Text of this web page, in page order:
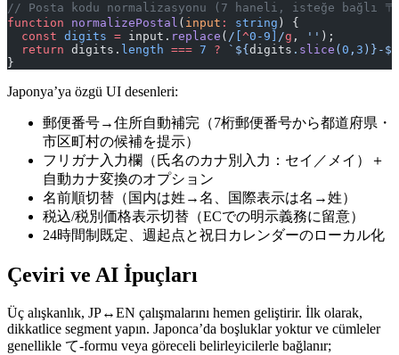
// Posta kodu normalizasyonu (7 haneli, isteğe bağlı
function normalizePostal ( input : string ) {
  const
digits = input. replace ( / ^0-9] /g , '' );
  return
digits. length === 7 ? `${ digits . slice ( 0 , 3 ) }-${
}
Japonya’ya özgü UI desenleri:
郵便番号→住所自動補完（7桁郵便番号から都道府県・
市区町村の候補を提示）
フリガナ入力欄（氏名のカナ別入力：セイ／メイ）＋
自動カナ変換のオプション
名前順切替（国内は姓→名、国際表示は名→姓）
税込/税別価格表示切替（ECでの明示義務に留意）
24時間制既定、週起点と祝日カレンダーのローカル化
Çeviri ve AI İpuçları
Üç alışkanlık, JP↔EN çalışmalarını hemen geliştirir. İlk olarak,
dikkatlice segment yapın. Japonca’da boşluklar yoktur ve cümleler
genellikle て‑formu veya göreceli belirleyicilerle bağlanır;